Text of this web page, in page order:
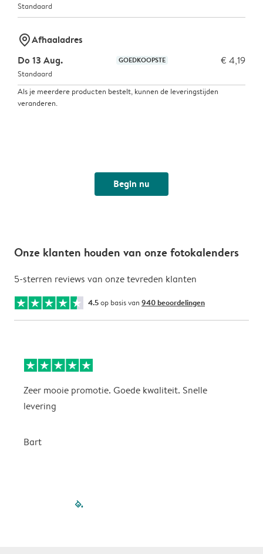
Standaard
marker-pinAfhaaladres
Do 13 Aug.
GOEDKOOPSTE € 4,19
Standaard
Als je meerdere producten bestelt, kunnen de leveringstijden
veranderen.
Begin nu
Onze klanten houden van onze fotokalenders
5-sterren reviews van onze tevreden klanten
4.5op basis van 940 beoordelingen
Zeer mooie promotie. Goede kwaliteit. Snelle
levering
Bart
filled-pagination